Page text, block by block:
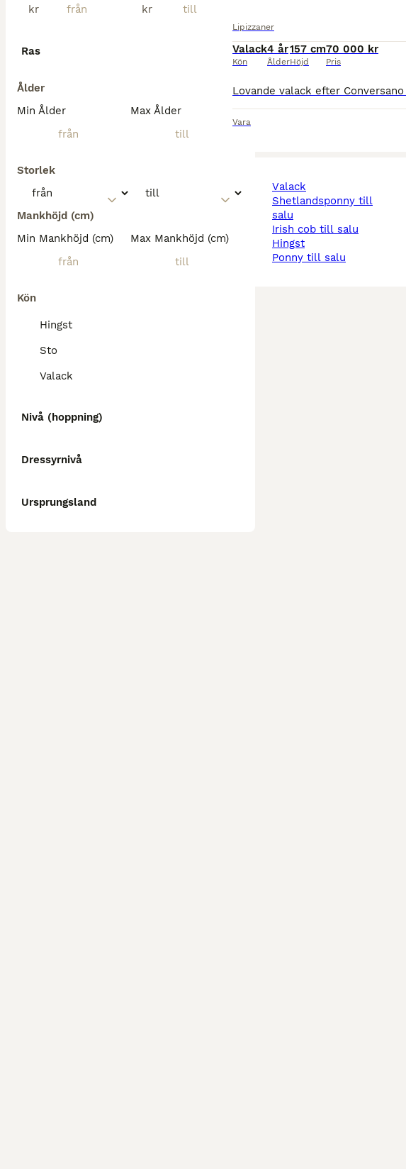
kr
kr
Ras
Ålder
Min Ålder
Max Ålder
Storlek
Mankhöjd (cm)
Min Mankhöjd (cm)
Max Mankhöjd (cm)
Kön
Hingst
Sto
Valack
Nivå (hoppning)
Dressyrnivå
Ursprungsland
Lipizzaner
Valack
Kön
4 år
Ålder
157 cm
Höjd
70 000 kr
Pris
Vara
valack
shetlandsponny till
salu
irish cob till salu
hingst
ponny till salu